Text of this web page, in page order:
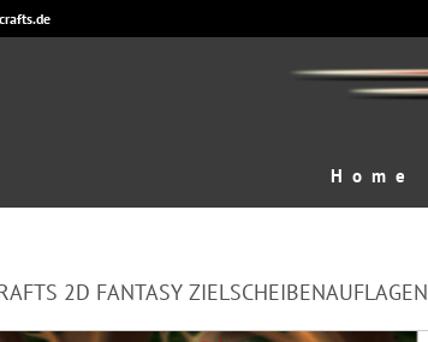
Home
2D FANTASY ZIELSCHEIBENAUFLAGEN